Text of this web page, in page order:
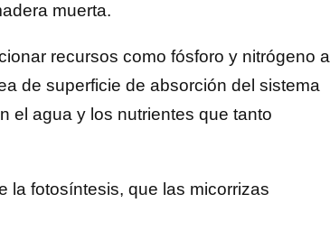
muerta.
recursos como fósforo y nitrógeno a
de superficie de absorción del sistema
el agua y los nutrientes que tanto
la fotosíntesis, que las micorrizas